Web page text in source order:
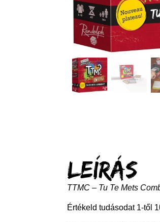
Leírás
TTMC – Tu Te Mets
Értékeld tudásodat 1-től